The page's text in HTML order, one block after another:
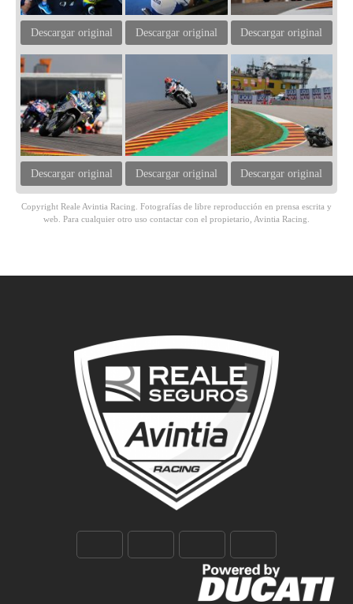
Descargar original Descargar original Descargar original
Descargar original Descargar original Descargar original
Copyright Reale Avintia Racing. Fotografías de libre reproducción en prensa escrita y
web. Para cualquier otro uso contactar con el propietario, Avintia Racing.